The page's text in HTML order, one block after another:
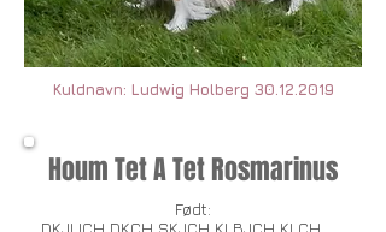
Kuldnavn: Ludwig Holberg 30.12.2019
Houm Tet A Tet Rosmarinus
Født:
DKJUCH DKCH SKJCH KLBJCH KLCH